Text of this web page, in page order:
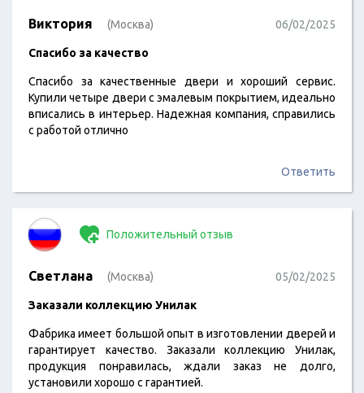
Виктория (Москва) 06/02/2025
Спасибо за качество
Спасибо за качественные двери и хороший сервис.
Купили четыре двери с эмалевым покрытием, идеально
вписались в интерьер. Надежная компания, справились
с работой отлично
Ответить
Положительный отзыв
Светлана (Москва) 05/02/2025
Заказали коллекцию Унилак
Фабрика имеет большой опыт в изготовлении дверей и
гарантирует качество. Заказали коллекцию Унилак,
продукция понравилась, ждали заказ не долго,
установили хорошо с гарантией.